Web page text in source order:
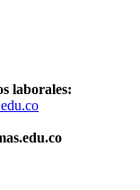
laborales: